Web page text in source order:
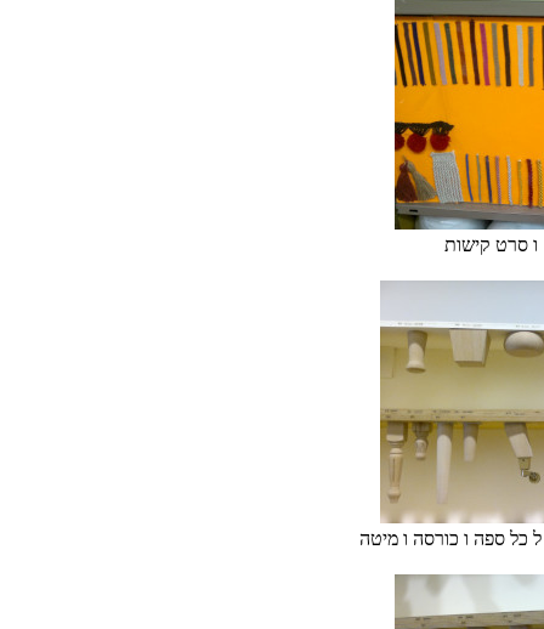
ו סרט קישות
כל ספה ו כורסה ו מיטה